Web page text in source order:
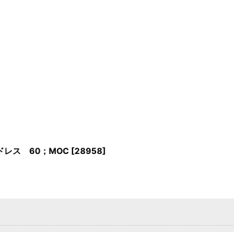
レス 60；MOC [28958]